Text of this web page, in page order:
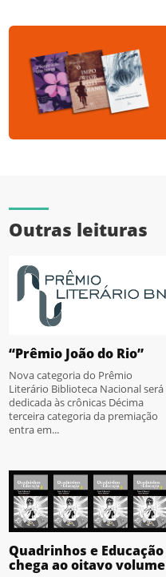
Outras leituras
“Prêmio João do Rio”
Nova categoria do Prêmio
Literário Biblioteca Nacional será
dedicada às crônicas Décima
terceira categoria da premiação
entra em...
Quadrinhos e Educação
chega ao oitavo volume